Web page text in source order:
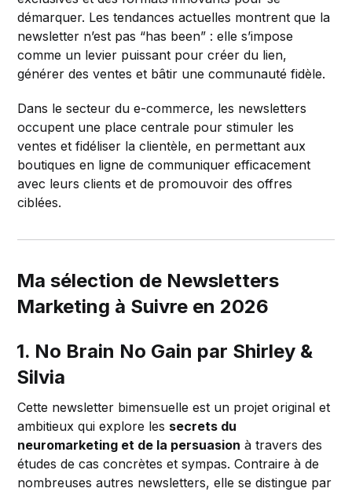
démarquer. Les tendances actuelles montrent que la
newsletter n’est pas “has been” : elle s’impose
comme un levier puissant pour créer du lien,
générer des ventes et bâtir une communauté fidèle.
Dans le secteur du e-commerce, les newsletters
occupent une place centrale pour stimuler les
ventes et fidéliser la clientèle, en permettant aux
boutiques en ligne de communiquer efficacement
avec leurs clients et de promouvoir des offres
ciblées.
Ma sélection de Newsletters
Marketing à Suivre en 2026
1. No Brain No Gain par Shirley &
Silvia
Cette newsletter bimensuelle est un projet original et
ambitieux qui explore les secrets du
neuromarketing et de la persuasion à travers des
études de cas concrètes et sympas. Contraire à de
nombreuses autres newsletters, elle se distingue par